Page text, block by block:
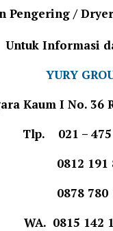
Pengering /
Untuk Informasi
YURY
Kaum I No. 36
Tlp. 021 – 475
0812 191
0878 780
WA. 0815 142